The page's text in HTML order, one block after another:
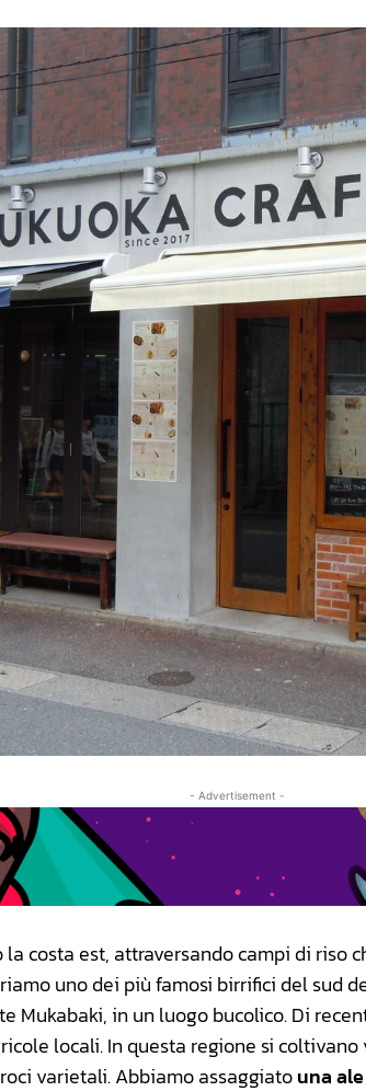
- Advertisement -
costa est, attraversando campi di riso
uno dei più famosi birrifici del sud
Mukabaki, in un luogo bucolico. Di
locali. In questa regione si
varietali. Abbiamo assaggiatouna